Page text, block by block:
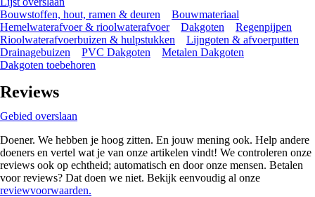
Bouwstoffen, hout, ramen & deuren
Bouwmateriaal
Hemelwaterafvoer & rioolwaterafvoer
Dakgoten
Regenpijpen
Rioolwaterafvoerbuizen & hulpstukken
Lijngoten & afvoerputten
Drainagebuizen
PVC Dakgoten
Metalen Dakgoten
Dakgoten toebehoren
Reviews
Gebied overslaan
Doener. We hebben je hoog zitten. En jouw mening ook. Help andere
doeners en vertel wat je van onze artikelen vindt! We controleren onze
reviews ook op echtheid; automatisch en door onze mensen. Betalen
voor reviews? Dat doen we niet. Bekijk eenvoudig al onze
reviewvoorwaarden.